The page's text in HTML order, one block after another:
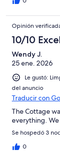
Opinión
10/10
Wendy J.
25 ene. 2026
Le gustó:
del anuncio
Traducir con
The Cottage
everything.
Se hospedó 3
0